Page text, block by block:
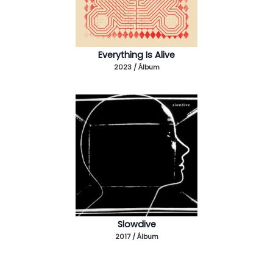
Everything Is Alive
2023 / Álbum
Slowdive
2017 / Álbum